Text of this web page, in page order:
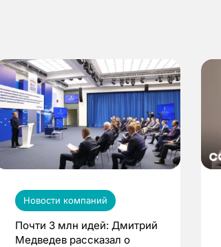
Новости компаний
Почти 3 млн идей: Дмитрий
Медведев рассказал о